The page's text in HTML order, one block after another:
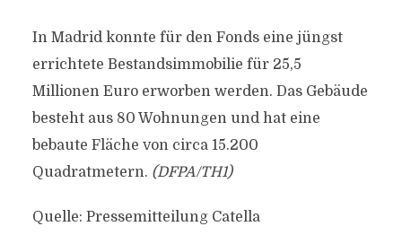
In Madrid konnte für den Fonds eine jüngst
errichtete Bestandsimmobilie für 25,5
Millionen Euro erworben werden. Das Gebäude
besteht aus 80 Wohnungen und hat eine
bebaute Fläche von circa 15.200
Quadratmetern. (DFPA/TH1)
Quelle: Pressemitteilung Catella